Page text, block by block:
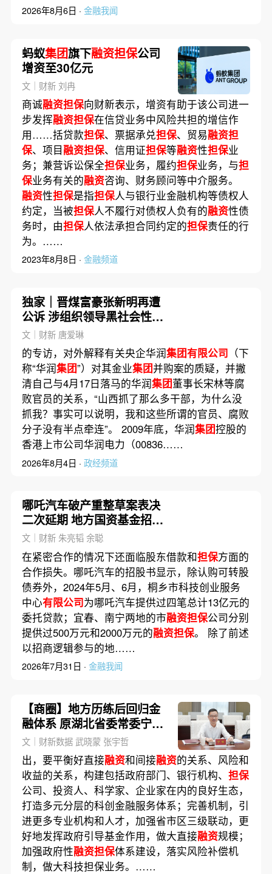
2026年8月6日 · 金融我闻
蚂蚁集团旗下融资担保公司
增资至30亿元
文｜财新 刘冉
商诚融资担保向财新表示，增资有助于该公司进一
步发挥融资担保在信贷业务中风险共担的增信作
用……括贷款担保、票据承兑担保、贸易融资担
保、项目融资担保、信用证担保等融资性担保业
务；兼营诉讼保全担保业务，履约担保业务，与担
保业务有关的融资咨询、财务顾问等中介服务。
融资性担保是指担保人与银行业金融机构等债权人
约定，当被担保人不履行对债权人负有的融资性债
务时，由担保人依法承担合同约定的担保责任的行
为。……
2023年8月8日 · 金融频道
独家｜晋煤富豪张新明再遭
公诉 涉组织领导黑社会性质
组织等17宗罪名
文｜财新 唐爱琳
的专访，对外解释有关央企华润集团有限公司 （下
称“华润集团”）对其金业集团并购案的质疑，并撇
清自己与4月17日落马的华润集团董事长宋林等腐
败官员的关系，“山西抓了那么多干部，为什么没
抓我？事实可以说明，我和这些所谓的官员、腐败
分子没有半点牵连”。 2009年底，华润集团控股的
香港上市公司华润电力（00836……
2026年8月4日 · 政经频道
哪吒汽车破产重整草案表决
二次延期 地方国资基金招商
风险再审视(含视频)
文｜财新 朱亮韬 余聪
在紧密合作的情况下还面临股东借款和担保方面的
合作损失。哪吒汽车的招股书显示，除认购可转股
债券外，2024年5月、6月，桐乡市科技创业服务
中心有限公司为哪吒汽车提供过四笔总计13亿元的
委托贷款；宜春、南宁两地的市融资担保公司分别
提供过500万元和2000万元的融资担保。 除了前述
以招商逻辑参与的地……
2026年7月31日 · 金融我闻
【商圈】地方历练后回归金
融体系 原湖北省委常委宁咏
履新
文｜财新数据 武晓蒙 张宇哲
出，要平衡好直接融资和间接融资的关系、风险和
收益的关系，构建包括政府部门、银行机构、 担保
公司、投资人、科学家、企业家在内的良好生态，
打造多元分层的科创金融服务体系；完善机制，引
进更多专业机构和人才，加强省市区三级联动，更
好地发挥政府引导基金作用，做大直接融资规模；
加强政府性融资担保体系建设，落实风险补偿机
制，做大科技担保业务。……